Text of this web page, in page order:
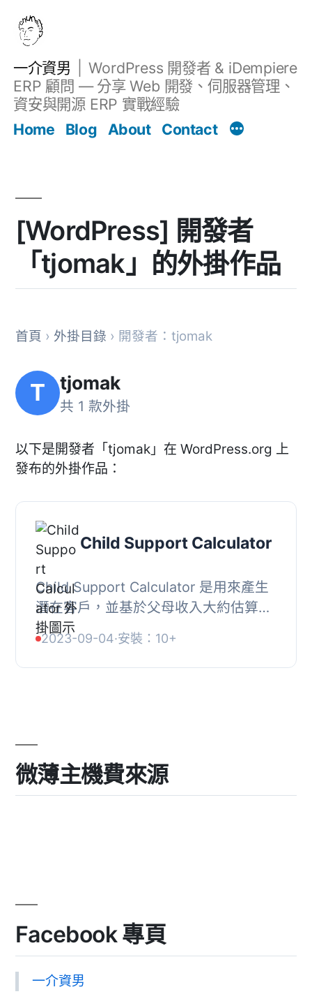
一介資男
WordPress 開發者 & iDempiere
ERP 顧問 — 分享 Web 開發、伺服器管理、
資安與開源 ERP 實戰經驗
Home
Blog About Contact
[WordPress] 開發者
「tjomak」的外掛作品
首頁 › 外掛目錄 › 開發者：tjomak
T tjomak
共 1 款外掛
以下是開發者「tjomak」在 WordPress.org 上
發布的外掛作品：
Child Support Calculator
Child Support Calculator 是用來產生
潛在客戶，並基於父母收入大約估算兒
童撫養費，並不考慮每位父母的支出。,
, [前端演示], [後端演示] Child Support
Cal...
2023-09-04·安裝：10+
微薄主機費來源
Facebook 專頁
一介資男
文章